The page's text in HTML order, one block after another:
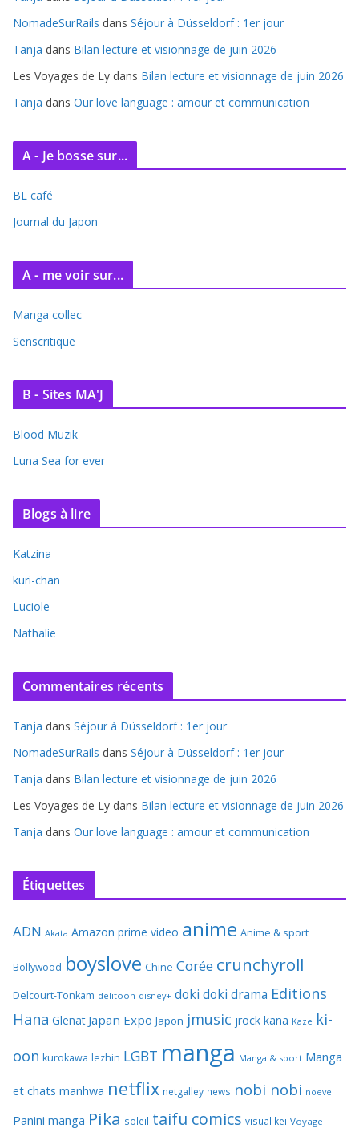
e
NomadeSurRails dans Séjour à Düsseldorf : 1er jour
Tanja dans Bilan lecture et visionnage de juin 2026
Les Voyages de Ly dans Bilan lecture et visionnage de juin 2026
Tanja dans Our love language : amour et communication
A - Je bosse sur...
BL café
Journal du Japon
A - me voir sur...
Manga collec
Senscritique
B - Sites MA'J
Blood Muzik
Luna Sea for ever
Blogs à lire
Katzina
kuri-chan
Luciole
Nathalie
Commentaires récents
Tanja dans Séjour à Düsseldorf : 1er jour
NomadeSurRails dans Séjour à Düsseldorf : 1er jour
Tanja dans Bilan lecture et visionnage de juin 2026
Les Voyages de Ly dans Bilan lecture et visionnage de juin 2026
Tanja dans Our love language : amour et communication
Étiquettes
ADN Akata Amazon prime video anime Anime & sport
Bollywood boyslove Chine Corée crunchyroll
Delcourt-Tonkam delitoon disney+ doki doki drama Editions
Hana Glenat Japan Expo Japon jmusic jrock kana Kaze ki-
oon kurokawa lezhin LGBT manga Manga & sport Manga
et chats manhwa netflix netgalley news nobi nobi noeve
Panini manga Pika soleil taifu comics visual kei Voyage